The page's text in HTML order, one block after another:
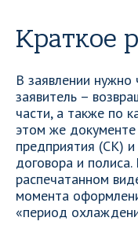
Краткое
В заявлении нужно
заявитель –
части, а также по
этом же
предприятия (СК)
договора и
распечатанном
момента
«период